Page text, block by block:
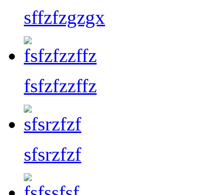
sffzfzgzgx
fsfzfzzffz
sfsrzfzf